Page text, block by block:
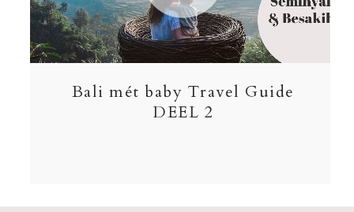
Bali mét baby Travel Guide
DEEL 2